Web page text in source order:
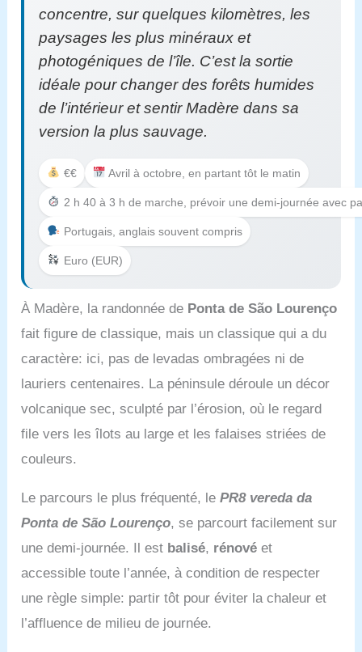
concentre, sur quelques kilomètres, les
paysages les plus minéraux et
photogéniques de l’île. C’est la sortie
idéale pour changer des forêts humides
de l’intérieur et sentir Madère dans sa
version la plus sauvage.
€€ Avril à octobre, en partant tôt le matin
2 h 40 à 3 h de marche, prévoir une demi-journée avec
Portugais, anglais souvent compris
Euro (EUR)
À Madère, la randonnée de Ponta de São Lourenço
fait figure de classique, mais un classique qui a du
caractère: ici, pas de levadas ombragées ni de
lauriers centenaires. La péninsule déroule un décor
volcanique sec, sculpté par l’érosion, où le regard
file vers les îlots au large et les falaises striées de
couleurs.
Le parcours le plus fréquenté, lePR8 vereda da
Ponta de São Lourenço, se parcourt facilement sur
une demi-journée. Il est balisé, rénové et
accessible toute l’année, à condition de respecter
une règle simple: partir tôt pour éviter la chaleur et
l’affluence de milieu de journée.